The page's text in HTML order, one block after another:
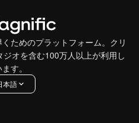
ためのプラットフォーム。クリ
オを含む100万人以上が利用し
す。
本語